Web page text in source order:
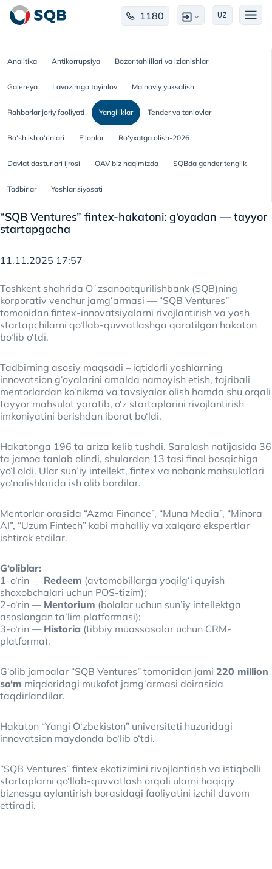
1180 UZ
Analitika Antikorrupsiya Bozor tahlillari va izlanishlar
Galereya Lavozimga tayinlov Ma'naviy yuksalish
Rahbarlar joriy faoliyati Yangiliklar Tender va tanlovlar
Bo'sh ish o'rinlari E'lonlar Ro‘yxatga olish-2026
Davlat dasturlari ijrosi OAV biz haqimizda SQBda gender tenglik
Tadbirlar Yoshlar siyosati
“SQB Ventures” fintex-hakatoni: g‘oyadan — tayyor
startapgacha
11.11.2025 17:57
Toshkent shahrida Oʻzsanoatqurilishbank (SQB)ning
korporativ venchur jamg‘armasi — “SQB Ventures”
tomonidan fintex-innovatsiyalarni rivojlantirish va yosh
startapchilarni qo‘llab-quvvatlashga qaratilgan hakaton
bo‘lib o‘tdi.
Tadbirning asosiy maqsadi – iqtidorli yoshlarning
innovatsion g‘oyalarini amalda namoyish etish, tajribali
mentorlardan ko‘nikma va tavsiyalar olish hamda shu orqali
tayyor mahsulot yaratib, o‘z startaplarini rivojlantirish
imkoniyatini berishdan iborat bo‘ldi.
Hakatonga 196 ta ariza kelib tushdi. Saralash natijasida 36
ta jamoa tanlab olindi, shulardan 13 tasi final bosqichiga
yo‘l oldi. Ular sun’iy intellekt, fintex va nobank mahsulotlari
yo‘nalishlarida ish olib bordilar.
Mentorlar orasida “Azma Finance”, “Muna Media”, “Minora
AI”, “Uzum Fintech” kabi mahalliy va xalqaro ekspertlar
ishtirok etdilar.
G‘oliblar:
1-o‘rin — Redeem (avtomobillarga yoqilg‘i quyish
shoxobchalari uchun POS-tizim);
2-o‘rin — Mentorium (bolalar uchun sun’iy intellektga
asoslangan ta’lim platformasi);
3-o‘rin — Historia (tibbiy muassasalar uchun CRM-
platforma).
G‘olib jamoalar “SQB Ventures” tomonidan jami 220 million
so‘m miqdoridagi mukofot jamg‘armasi doirasida
taqdirlandilar.
Hakaton “Yangi O‘zbekiston” universiteti huzuridagi
innovatsion maydonda bo‘lib o‘tdi.
“SQB Ventures” fintex ekotizimini rivojlantirish va istiqbolli
startaplarni qo‘llab-quvvatlash orqali ularni haqiqiy
biznesga aylantirish borasidagi faoliyatini izchil davom
ettiradi.